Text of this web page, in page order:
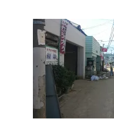
c
e
b
o
o
k
tt
er